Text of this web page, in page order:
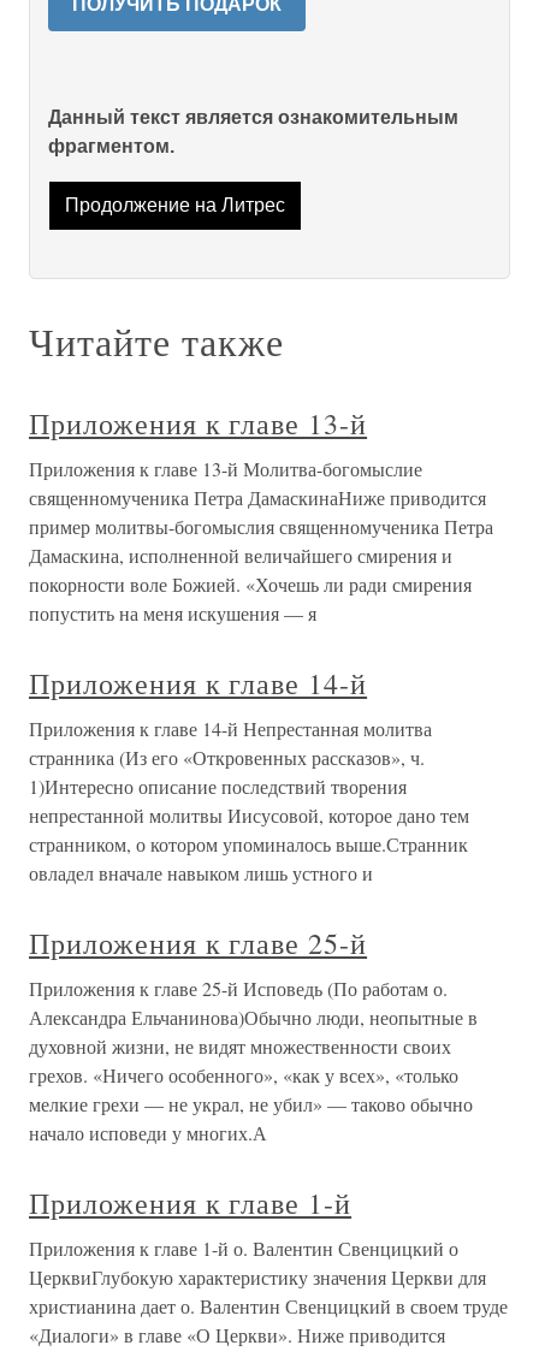
ПОЛУЧИТЬ ПОДАРОК
Данный текст является ознакомительным
фрагментом.
Продолжение на Литрес
Читайте также
Приложения к главе 13-й
Приложения к главе 13-й Молитва-богомыслие
священномученика Петра ДамаскинаНиже приводится
пример молитвы-богомыслия священномученика Петра
Дамаскина, исполненной величайшего смирения и
покорности воле Божией. «Хочешь ли ради смирения
попустить на меня искушения — я
Приложения к главе 14-й
Приложения к главе 14-й Непрестанная молитва
странника (Из его «Откровенных рассказов», ч.
1)Интересно описание последствий творения
непрестанной молитвы Иисусовой, которое дано тем
странником, о котором упоминалось выше.Странник
овладел вначале навыком лишь устного и
Приложения к главе 25-й
Приложения к главе 25-й Исповедь (По работам о.
Александра Ельчанинова)Обычно люди, неопытные в
духовной жизни, не видят множественности своих
грехов. «Ничего особенного», «как у всех», «только
мелкие грехи — не украл, не убил» — таково обычно
начало исповеди у многих.А
Приложения к главе 1-й
Приложения к главе 1-й о. Валентин Свенцицкий о
ЦерквиГлубокую характеристику значения Церкви для
христианина дает о. Валентин Свенцицкий в своем труде
«Диалоги» в главе «О Церкви». Ниже приводится